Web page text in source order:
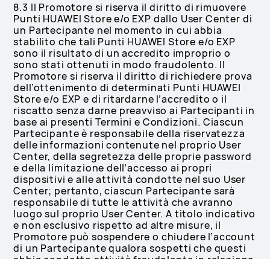
8.3 Il Promotore si riserva il diritto di rimuovere
Punti HUAWEI Store e/o EXP dallo User Center di
un Partecipante nel momento in cui abbia
stabilito che tali Punti HUAWEI Store e/o EXP
sono il risultato di un accredito improprio o
sono stati ottenuti in modo fraudolento. Il
Promotore si riserva il diritto di richiedere prova
dell’ottenimento di determinati Punti HUAWEI
Store e/o EXP e di ritardarne l’accredito o il
riscatto senza darne preavviso ai Partecipanti in
base ai presenti Termini e Condizioni. Ciascun
Partecipante è responsabile della riservatezza
delle informazioni contenute nel proprio User
Center, della segretezza delle proprie password
e della limitazione dell’accesso ai propri
dispositivi e alle attività condotte nel suo User
Center; pertanto, ciascun Partecipante sarà
responsabile di tutte le attività che avranno
luogo sul proprio User Center. A titolo indicativo
e non esclusivo rispetto ad altre misure, il
Promotore può sospendere o chiudere l’account
di un Partecipante qualora sospetti che questi